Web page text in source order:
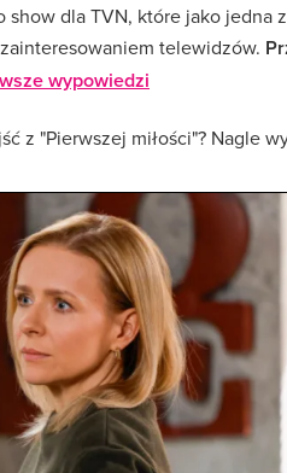
dla TVN, które jako jedna
telewidzów.
wypowiedzi
z "Pierwszej miłości"? Nagle